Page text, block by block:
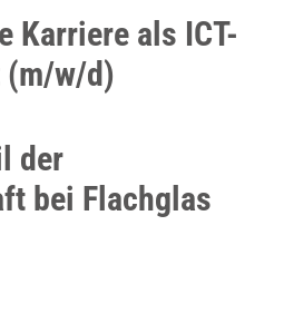
Karriere als ICT-
(m/w/d)
der
bei Flachglas